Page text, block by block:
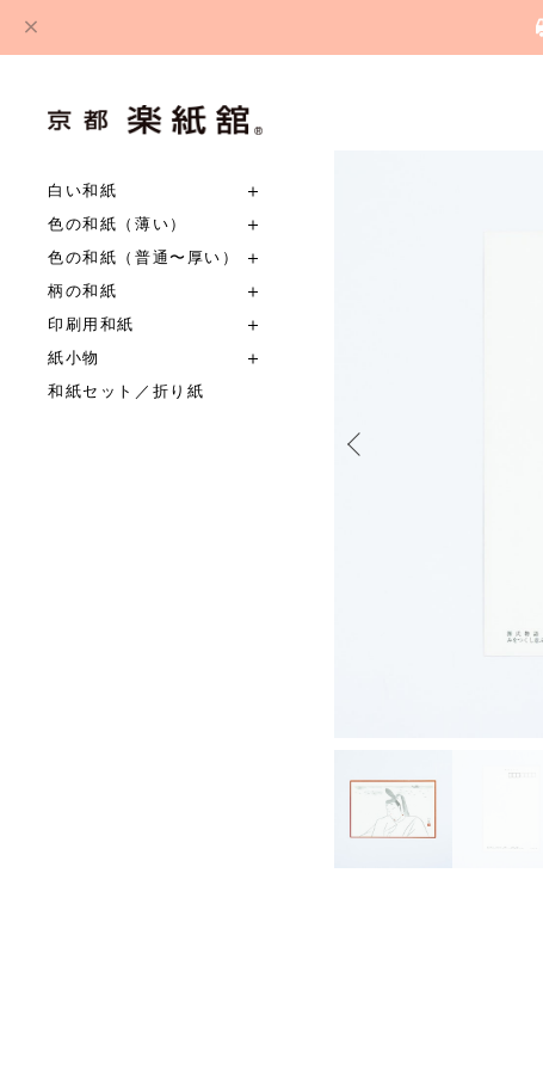
白い和紙
色の和紙（薄い）
色の和紙（普通〜厚い）
柄の和紙
印刷用和紙
紙小物
和紙セット／折り紙